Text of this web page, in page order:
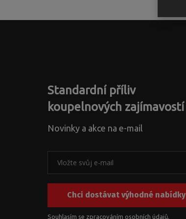
Standardní příliv
koupelnových zajímavostí
Novinky a akce na e-mail
Chci dostávat výhodné nabídky
Souhlasím se zpracováním osobních údajů